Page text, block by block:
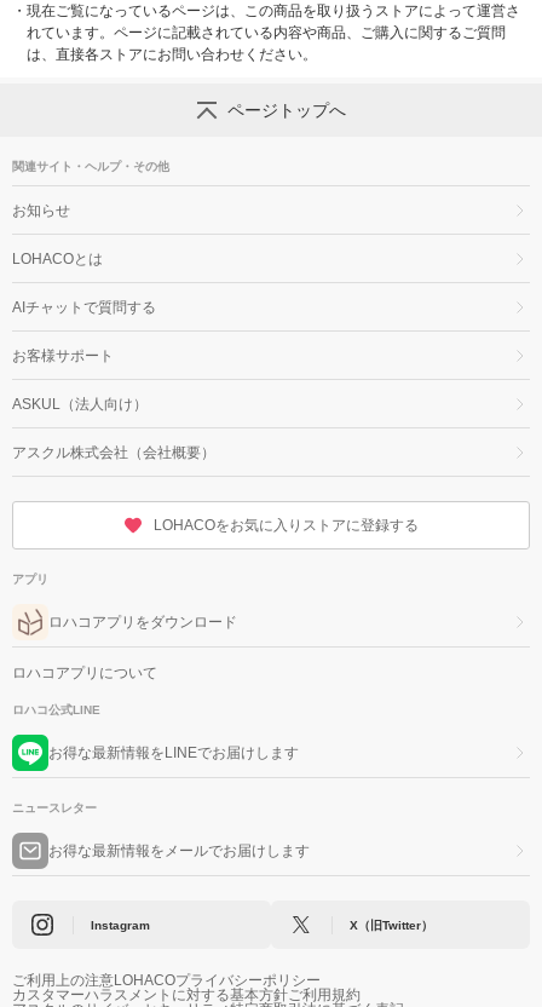
・ 現在ご覧になっているページは、この商品を取り扱うストアによって運営さ
れています。ページに記載されている内容や商品、ご購入に関するご質問
は、直接各ストアにお問い合わせください。
ページトップへ
関連サイト・ヘルプ・その他
お知らせ
LOHACOとは
AIチャットで質問する
お客様サポート
ASKUL（法人向け）
アスクル株式会社（会社概要）
LOHACOをお気に入りストアに登録する
アプリ
ロハコアプリをダウンロード
ロハコアプリについて
ロハコ公式LINE
お得な最新情報をLINEでお届けします
ニュースレター
お得な最新情報をメールでお届けします
Instagram X（旧Twitter）
ご利用上の注意LOHACOプライバシーポリシー
カスタマーハラスメントに対する基本方針ご利用規約